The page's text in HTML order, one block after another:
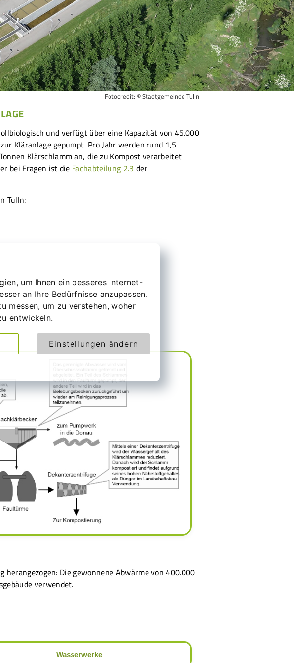
um Ihnen ein besseres Internet-
an Ihre Bedürfnisse anzupassen.
messen, um zu verstehen, woher
entwickeln.
Einstellungen ändern
Fotocredit: © Stadtgemeinde Tulln
und verfügt über eine Kapazität von 45.000
Kläranlage gepumpt. Pro Jahr werden rund 1,5
Klärschlamm an, die zu Kompost verarbeitet
bei Fragen ist die Fachabteilung 2.3 der
Tulln:
Die gewonnene Abwärme von 400.000
verwendet.
Wasserwerke